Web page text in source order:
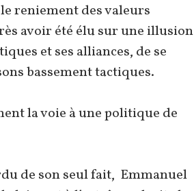
reniement des valeurs
avoir été élu sur une illusion
et ses alliances, de se
bassement tactiques.
la voie à une politique de
de son seul fait, Emmanuel